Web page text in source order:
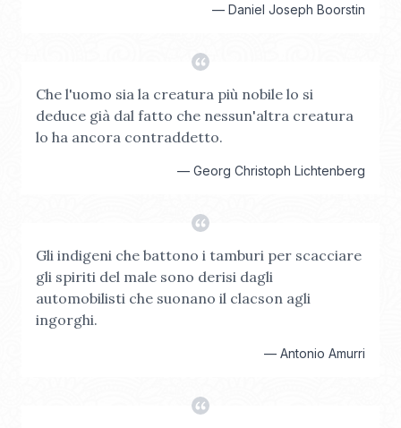
— Daniel Joseph Boorstin
Che l'uomo sia la creatura più nobile lo si
deduce già dal fatto che nessun'altra creatura
lo ha ancora contraddetto.
— Georg Christoph Lichtenberg
Gli indigeni che battono i tamburi per scacciare
gli spiriti del male sono derisi dagli
automobilisti che suonano il clacson agli
ingorghi.
— Antonio Amurri